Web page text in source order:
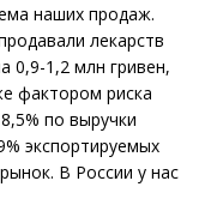
наших продаж.
лекарств
0,9-1,2 млн гривен,
фактором риска
по выручки
экспортируемых
В России у нас